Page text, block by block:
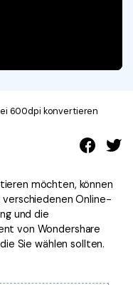
600dpi konvertieren
möchten, können
Online-
und die
von Wondershare
Sie wählen sollten.